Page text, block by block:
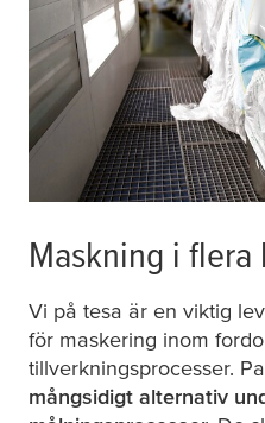
Maskning i flera
Vi på tesa är en viktig
för maskering inom
tillverkningsprocesser.
mångsidigt alternativ